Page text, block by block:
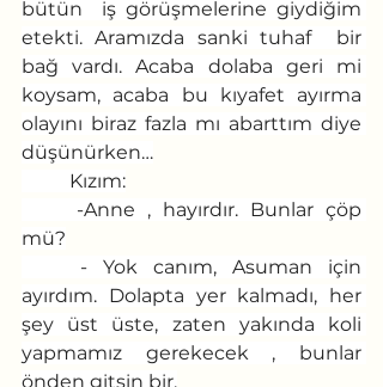
bütün  iş görüşmelerine giydiğim
etekti. Aramızda sanki tuhaf  bir
bağ vardı. Acaba dolaba geri mi
koysam, acaba bu kıyafet ayırma
olayını biraz fazla mı abarttım diye
düşünürken…
	Kızım:
mü?
ayırdım. Dolapta yer kalmadı, her
şey üst üste, zaten yakında koli
yapmamız gerekecek , bunlar
önden gitsin bir.